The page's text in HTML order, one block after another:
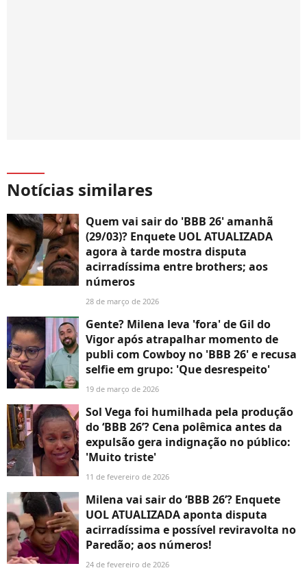
Notícias similares
Quem vai sair do 'BBB 26' amanhã
(29/03)? Enquete UOL ATUALIZADA
agora à tarde mostra disputa
acirradíssima entre brothers; aos
números
28 de março de 2026
Gente? Milena leva 'fora' de Gil do
Vigor após atrapalhar momento de
publi com Cowboy no 'BBB 26' e recusa
selfie em grupo: 'Que desrespeito'
19 de março de 2026
Sol Vega foi humilhada pela produção
do ‘BBB 26’? Cena polêmica antes da
expulsão gera indignação no público:
'Muito triste'
11 de fevereiro de 2026
Milena vai sair do ‘BBB 26’? Enquete
UOL ATUALIZADA aponta disputa
acirradíssima e possível reviravolta no
Paredão; aos números!
24 de fevereiro de 2026